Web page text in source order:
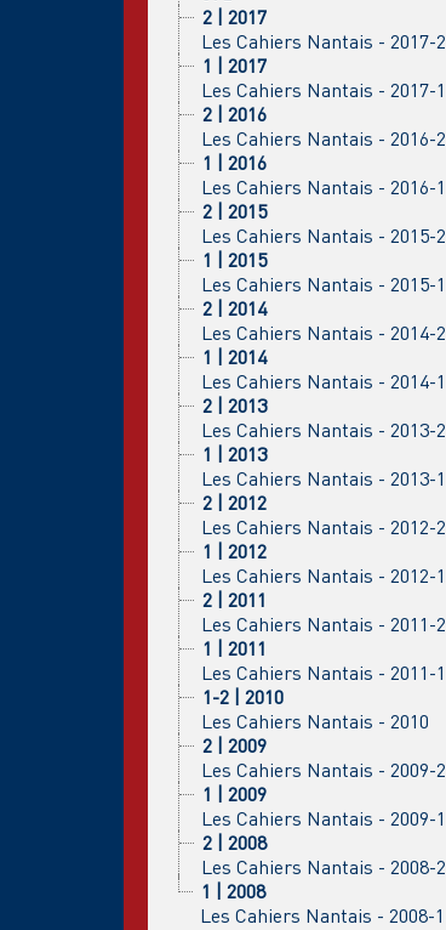
2 | 2017
Les Cahiers Nantais - 2017-2
1 | 2017
Les Cahiers Nantais - 2017-1
2 | 2016
Les Cahiers Nantais - 2016-2
1 | 2016
Les Cahiers Nantais - 2016-1
2 | 2015
Les Cahiers Nantais - 2015-2
1 | 2015
Les Cahiers Nantais - 2015-1
2 | 2014
Les Cahiers Nantais - 2014-2
1 | 2014
Les Cahiers Nantais - 2014-1
2 | 2013
Les Cahiers Nantais - 2013-2
1 | 2013
Les Cahiers Nantais - 2013-1
2 | 2012
Les Cahiers Nantais - 2012-2
1 | 2012
Les Cahiers Nantais - 2012-1
2 | 2011
Les Cahiers Nantais - 2011-2
1 | 2011
Les Cahiers Nantais - 2011-1
1-2 | 2010
Les Cahiers Nantais - 2010
2 | 2009
Les Cahiers Nantais - 2009-2
1 | 2009
Les Cahiers Nantais - 2009-1
2 | 2008
Les Cahiers Nantais - 2008-2
1 | 2008
Les Cahiers Nantais - 2008-1